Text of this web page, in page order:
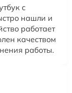
с
нашли и
работает
качеством
работы.